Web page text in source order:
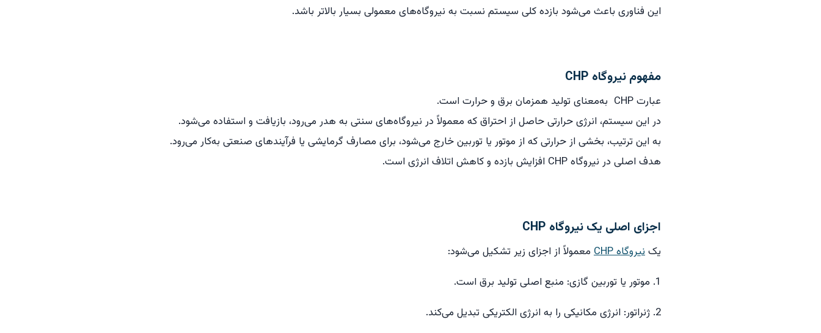
این فناوری باعث می‌شود بازده کلی سیستم نسبت به نیروگاه‌های معمولی بسیار بالاتر باشد.
مفهوم نیروگاه CHP
عبارت CHP به‌معنای تولید همزمان برق و حرارت است.
در این سیستم، انرژی حرارتی حاصل از احتراق که معمولاً در نیروگاه‌های سنتی به هدر می‌رود، بازیافت و استفاده می‌شود.
به این ترتیب، بخشی از حرارتی که از موتور یا توربین خارج می‌شود، برای مصارف گرمایشی یا فرآیندهای صنعتی به‌کار می‌رود.
هدف اصلی در نیروگاه CHP افزایش بازده و کاهش اتلاف انرژی است.
اجزای اصلی یک نیروگاه CHP
یکنیروگاه CHP
معمولاً از اجزای زیر تشکیل می‌شود:
1. موتور یا توربین گازی: منبع اصلی تولید برق است.
2. ژنراتور: انرژی مکانیکی را به انرژی الکتریکی تبدیل می‌کند.